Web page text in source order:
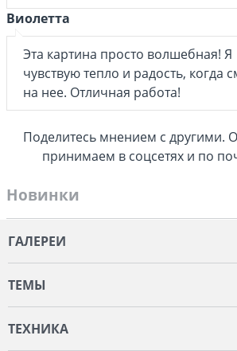
Виолетта
Эта картина просто волшебная! Я
чувствую тепло и радость, когда
на нее. Отличная работа!
Поделитесь мнением с другими.
принимаем в соцсетях и по
Новинки
ГАЛЕРЕИ
ТЕМЫ
ТЕХНИКА